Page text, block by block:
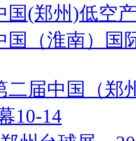
国(郑州)低空
国（淮南）
二届中国（
10-14